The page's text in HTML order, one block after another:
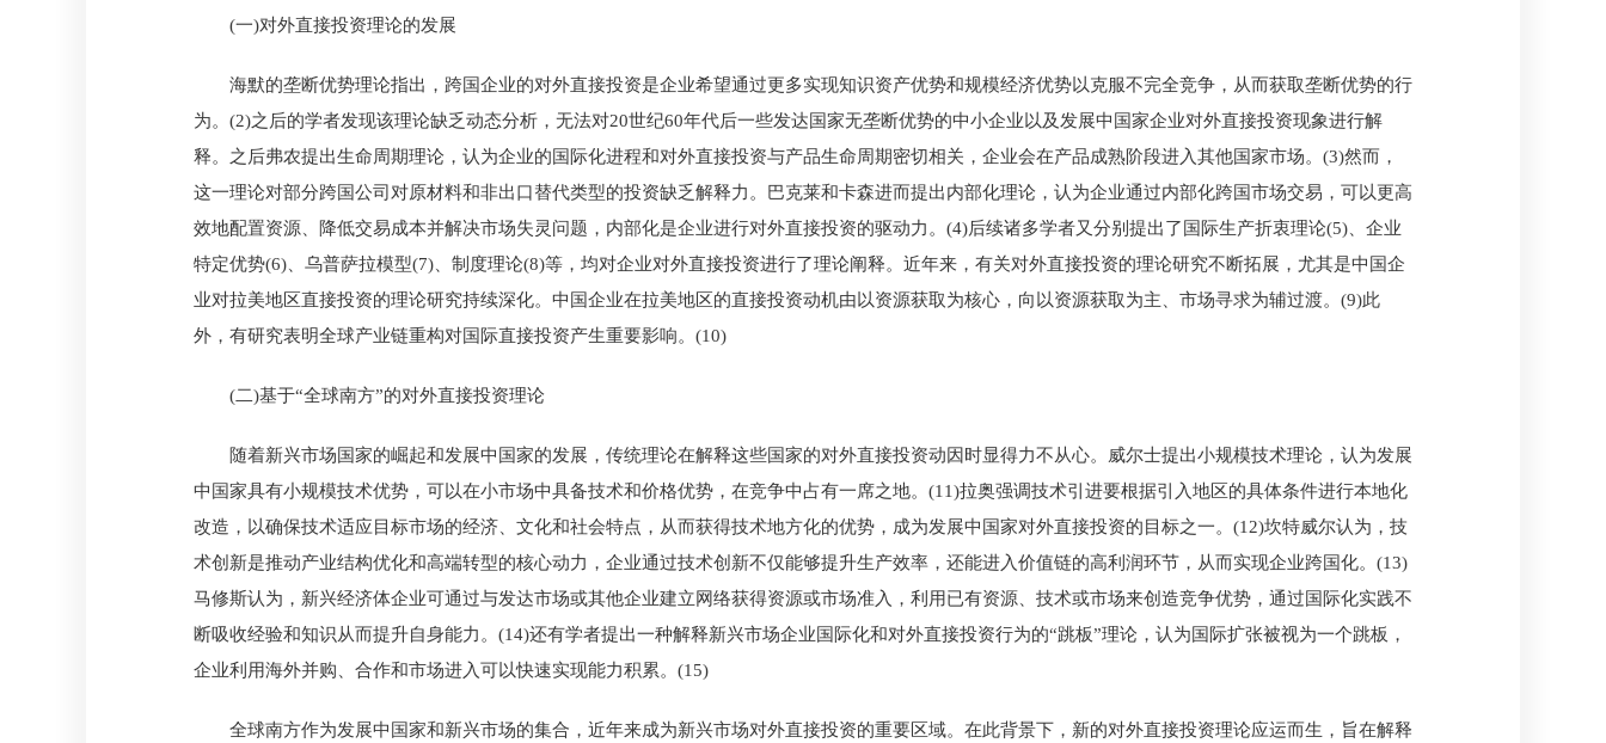
(一)对外直接投资理论的发展
海默的垄断优势理论指出，跨国企业的对外直接投资是企业希望通过更多实现知识资产优势和规模经济优势以克服不完全竞争，从而获取垄断优势的行
为。(2)之后的学者发现该理论缺乏动态分析，无法对20世纪60年代后一些发达国家无垄断优势的中小企业以及发展中国家企业对外直接投资现象进行解
释。之后弗农提出生命周期理论，认为企业的国际化进程和对外直接投资与产品生命周期密切相关，企业会在产品成熟阶段进入其他国家市场。(3)然而，
这一理论对部分跨国公司对原材料和非出口替代类型的投资缺乏解释力。巴克莱和卡森进而提出内部化理论，认为企业通过内部化跨国市场交易，可以更高
效地配置资源、降低交易成本并解决市场失灵问题，内部化是企业进行对外直接投资的驱动力。(4)后续诸多学者又分别提出了国际生产折衷理论(5)、企业
特定优势(6)、乌普萨拉模型(7)、制度理论(8)等，均对企业对外直接投资进行了理论阐释。近年来，有关对外直接投资的理论研究不断拓展，尤其是中国企
业对拉美地区直接投资的理论研究持续深化。中国企业在拉美地区的直接投资动机由以资源获取为核心，向以资源获取为主、市场寻求为辅过渡。(9)此
外，有研究表明全球产业链重构对国际直接投资产生重要影响。(10)
(二)基于“全球南方”的对外直接投资理论
随着新兴市场国家的崛起和发展中国家的发展，传统理论在解释这些国家的对外直接投资动因时显得力不从心。威尔士提出小规模技术理论，认为发展
中国家具有小规模技术优势，可以在小市场中具备技术和价格优势，在竞争中占有一席之地。(11)拉奥强调技术引进要根据引入地区的具体条件进行本地化
改造，以确保技术适应目标市场的经济、文化和社会特点，从而获得技术地方化的优势，成为发展中国家对外直接投资的目标之一。(12)坎特威尔认为，技
术创新是推动产业结构优化和高端转型的核心动力，企业通过技术创新不仅能够提升生产效率，还能进入价值链的高利润环节，从而实现企业跨国化。(13)
马修斯认为，新兴经济体企业可通过与发达市场或其他企业建立网络获得资源或市场准入，利用已有资源、技术或市场来创造竞争优势，通过国际化实践不
断吸收经验和知识从而提升自身能力。(14)还有学者提出一种解释新兴市场企业国际化和对外直接投资行为的“跳板”理论，认为国际扩张被视为一个跳板，
企业利用海外并购、合作和市场进入可以快速实现能力积累。(15)
全球南方作为发展中国家和新兴市场的集合，近年来成为新兴市场对外直接投资的重要区域。在此背景下，新的对外直接投资理论应运而生，旨在解释